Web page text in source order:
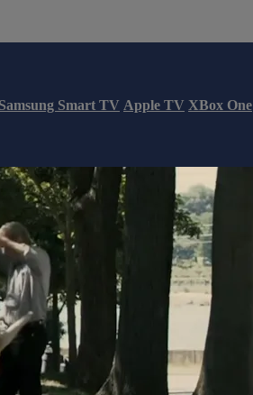
Samsung Smart TV Apple TV XBox One